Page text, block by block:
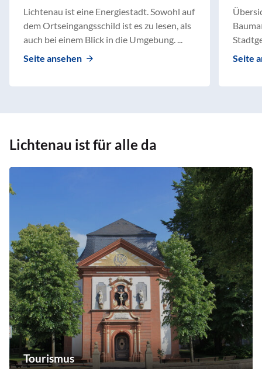
Lichtenau ist eine Energiestadt. Sowohl auf
dem Ortseingangsschild ist es zu lesen, als
auch bei einem Blick in die Umgebung. ...
Seite ansehen
Seite
Lichtenau ist für alle da
Tourismus